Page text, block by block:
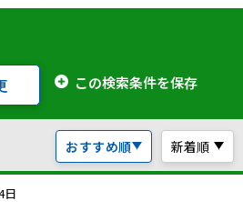
この検索条件を保存
おすすめ順 新着順
日
転職支援サービス
支援サービス